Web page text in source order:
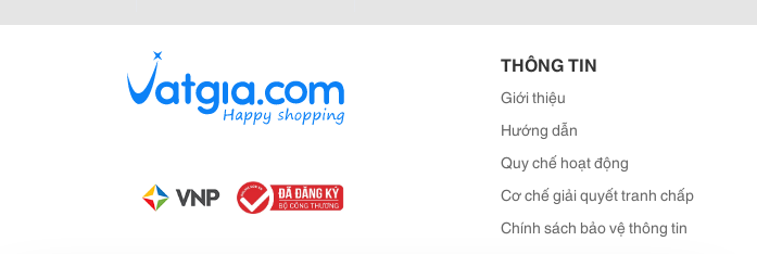
THÔNG TIN
Giới thiệu
Hướng dẫn
Quy chế hoạt động
Cơ chế giải quyết tranh chấp
Chính sách bảo vệ thông tin